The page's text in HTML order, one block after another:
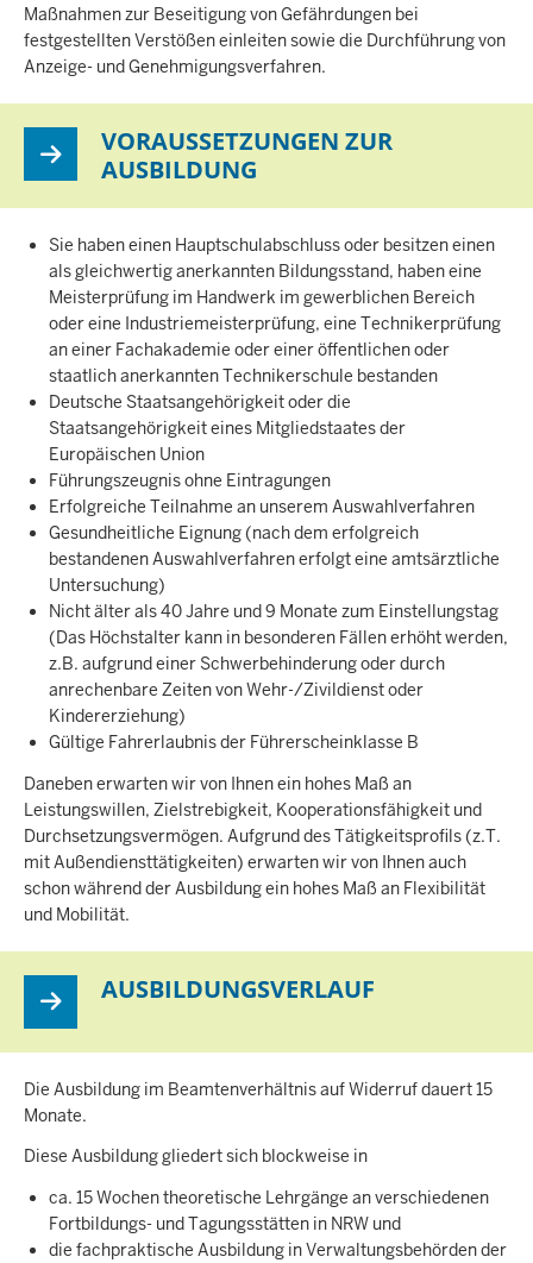
Maßnahmen zur Beseitigung von Gefährdungen bei
festgestellten Verstößen einleiten sowie die Durchführung von
Anzeige- und Genehmigungsverfahren.
VORAUSSETZUNGEN ZUR
AUSBILDUNG
Sie haben einen Hauptschulabschluss oder besitzen einen
als gleichwertig anerkannten Bildungsstand, haben eine
Meisterprüfung im Handwerk im gewerblichen Bereich
oder eine Industriemeisterprüfung, eine Technikerprüfung
an einer Fachakademie oder einer öffentlichen oder
staatlich anerkannten Technikerschule bestanden
Deutsche Staatsangehörigkeit oder die
Staatsangehörigkeit eines Mitgliedstaates der
Europäischen Union
Führungszeugnis ohne Eintragungen
Erfolgreiche Teilnahme an unserem Auswahlverfahren
Gesundheitliche Eignung (nach dem erfolgreich
bestandenen Auswahlverfahren erfolgt eine amtsärztliche
Untersuchung)
Nicht älter als 40 Jahre und 9 Monate zum Einstellungstag
(Das Höchstalter kann in besonderen Fällen erhöht werden,
z.B. aufgrund einer Schwerbehinderung oder durch
anrechenbare Zeiten von Wehr-/Zivildienst oder
Kindererziehung)
Gültige Fahrerlaubnis der Führerscheinklasse B
Daneben erwarten wir von Ihnen ein hohes Maß an
Leistungswillen, Zielstrebigkeit, Kooperationsfähigkeit und
Durchsetzungsvermögen. Aufgrund des Tätigkeitsprofils (z.T.
mit Außendiensttätigkeiten) erwarten wir von Ihnen auch
schon während der Ausbildung ein hohes Maß an Flexibilität
und Mobilität.
AUSBILDUNGSVERLAUF
Die Ausbildung im Beamtenverhältnis auf Widerruf dauert 15
Monate.
Diese Ausbildung gliedert sich blockweise in
ca. 15 Wochen theoretische Lehrgänge an verschiedenen
Fortbildungs- und Tagungsstätten in NRW und
die fachpraktische Ausbildung in Verwaltungsbehörden der